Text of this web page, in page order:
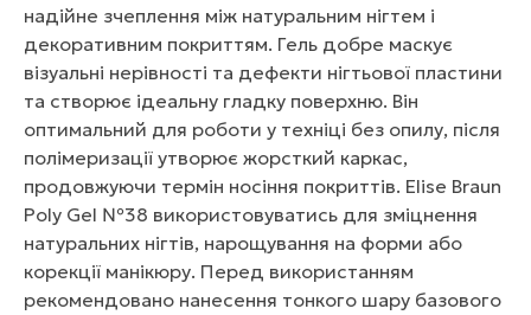
надійне зчеплення між натуральним нігтем і
декоративним покриттям. Гель добре маскує
візуальні нерівності та дефекти нігтьової пластини
та створює ідеальну гладку поверхню. Він
оптимальний для роботи у техніці без опилу, після
полімеризації утворює жорсткий каркас,
продовжуючи термін носіння покриттів. Elise Braun
Poly Gel №38 використовуватись для зміцнення
натуральних нігтів, нарощування на форми або
корекції манікюру. Перед використанням
рекомендовано нанесення тонкого шару базового